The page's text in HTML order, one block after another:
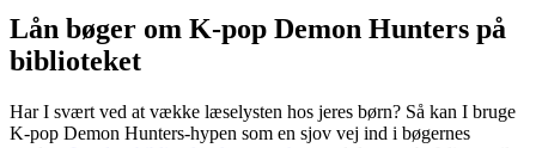
Lån bøger om K-pop Demon Hunters på
biblioteket
Har I svært ved at vække læselysten hos jeres børn? Så kan I bruge
K-pop Demon Hunters-hypen som en sjov vej ind i bøgernes